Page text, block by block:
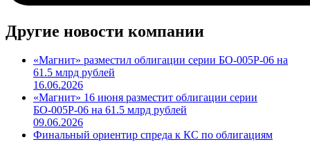
Другие новости компании
«Магнит» разместил облигации серии БО-005Р-06 на
61.5 млрд рублей
16.06.2026
«Магнит» 16 июня разместит облигации серии
БО-005Р-06 на 61.5 млрд рублей
09.06.2026
Финальный ориентир спреда к КС по облигациям